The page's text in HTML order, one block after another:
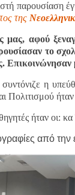
παρουσίαση
της
μας, αφού
το
Επικοινώνησαν
η
Πολιτισμού
ήταν οι:
από